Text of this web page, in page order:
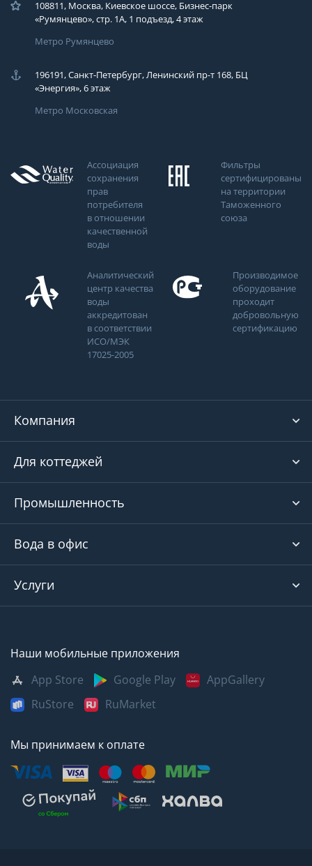
108811, Москва, Киевское шоссе, Бизнес-парк
«Румянцево», стр. 1А, 1 подъезд, 4 этаж
Метро Румянцево
196191, Санкт-Петербург, Ленинский пр-т 168, БЦ
«Энергия», 6 этаж
Метро Московская
Ассоциация
сохранения
прав
потребителя
в отношении
качественной
воды
Фильтры
сертифицированы
на территории
Таможенного
союза
Аналитический
центр качества
воды
аккредитован
в соответствии
ИСО/МЭК
17025-2005
Производимое
оборудование
проходит
добровольную
сертификацию
Компания
Для коттеджей
Промышленность
Вода в офис
Услуги
Наши мобильные приложения
App Store
Google Play
AppGallery
RuStore
RuMarket
Мы принимаем к оплате